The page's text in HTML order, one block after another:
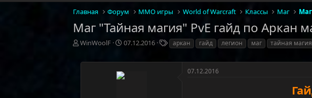
Главная
Форум MMO игры World of Warcraft Классы Маг
Маг "Тайная магия" PvE гайд по Аркан
А
т
WinWoolF
Д
т
н
07.12.2016
Т
е
г
аркан гайд легион маг тайная магия
07.12.2016